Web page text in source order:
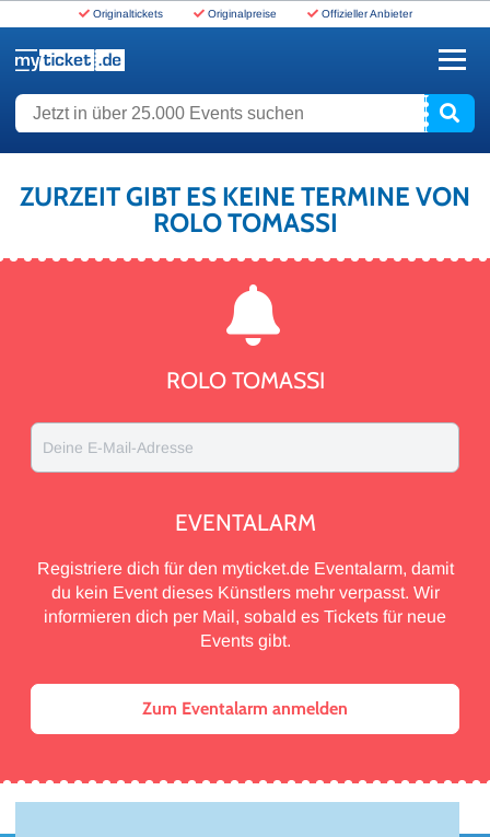
Originaltickets Originalpreise Offizieller Anbieter
Jetzt in über 25.000 Events suchen
ZURZEIT GIBT ES KEINE TERMINE VON
ROLO TOMASSI
ROLO TOMASSI
Deine E-Mail-Adresse
EVENTALARM
Registriere dich für den myticket.de Eventalarm, damit
du kein Event dieses Künstlers mehr verpasst. Wir
informieren dich per Mail, sobald es Tickets für neue
Events gibt.
Zum Eventalarm anmelden